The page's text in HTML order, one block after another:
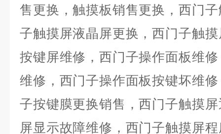
售更换，触摸板销售更换，西门
子触摸屏液晶屏更换，西门子触
按键屏维修，西门子操作面板维
维修，西门子操作面板按键坏维
子按键膜更换销售，西门子触摸
屏显示故障维修，西门子触摸屏